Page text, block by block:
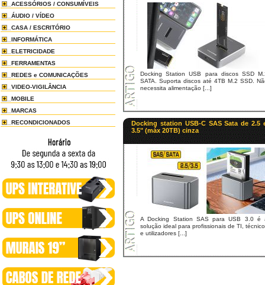
ACESSÓRIOS / CONSUMÍVEIS
ÁUDIO / VÍDEO
CASA / ESCRITÓRIO
INFORMÁTICA
ELETRICIDADE
FERRAMENTAS
REDES e COMUNICAÇÕES
VIDEO-VIGILÂNCIA
MOBILE
MARCAS
RECONDICIONADOS
Docking Station USB para discos SSD
SATA. Suporta discos até 4TB M.2 SSD.
necessita alimentação [...]
Docking station USB-C SAS Sata de 2.5
3.5" (máx 20TB) cinza
A Docking Station SAS para USB 3.0 é
solução ideal para profissionais de TI,
e utilizadores [...]